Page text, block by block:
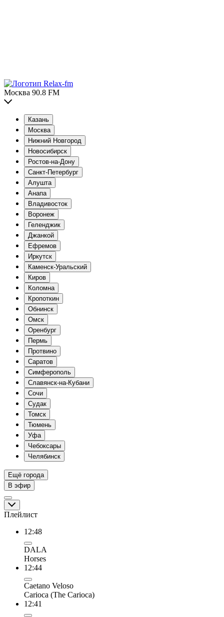
Москва 90.8 FM
Казань
Москва
Нижний Новгород
Новосибирск
Ростов-на-Дону
Санкт-Петербург
Алушта
Анапа
Владивосток
Воронеж
Геленджик
Джанкой
Ефремов
Иркутск
Каменск-Уральский
Киров
Коломна
Кропоткин
Обнинск
Омск
Оренбург
Пермь
Протвино
Саратов
Симферополь
Славянск-на-Кубани
Сочи
Судак
Томск
Тюмень
Уфа
Чебоксары
Челябинск
Ещё города
В эфир
Плейлист
12:48
DALA
Horses
12:44
Caetano Veloso
Carioca (The Carioca)
12:41